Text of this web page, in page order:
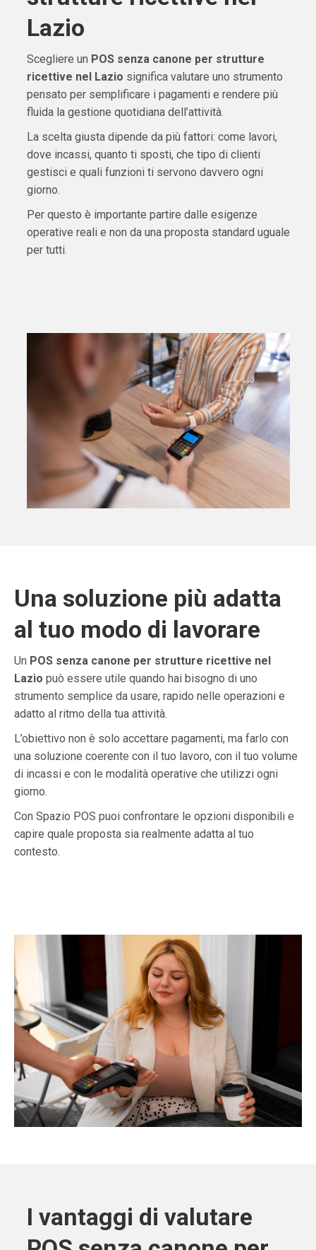
Lazio
Scegliere un POS senza canone per strutture
ricettive nel Lazio significa valutare uno strumento
pensato per semplificare i pagamenti e rendere più
fluida la gestione quotidiana dell’attività.
La scelta giusta dipende da più fattori: come lavori,
dove incassi, quanto ti sposti, che tipo di clienti
gestisci e quali funzioni ti servono davvero ogni
giorno.
Per questo è importante partire dalle esigenze
operative reali e non da una proposta standard uguale
per tutti.
Una soluzione più adatta
al tuo modo di lavorare
Un POS senza canone per strutture ricettive nel
Lazio può essere utile quando hai bisogno di uno
strumento semplice da usare, rapido nelle operazioni e
adatto al ritmo della tua attività.
L’obiettivo non è solo accettare pagamenti, ma farlo con
una soluzione coerente con il tuo lavoro, con il tuo volume
di incassi e con le modalità operative che utilizzi ogni
giorno.
Con Spazio POS puoi confrontare le opzioni disponibili e
capire quale proposta sia realmente adatta al tuo
contesto.
I vantaggi di valutare